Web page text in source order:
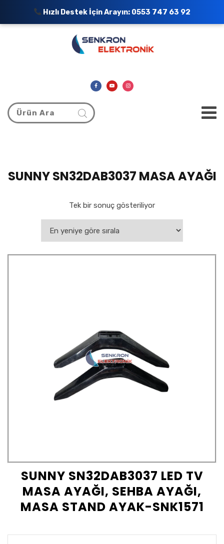
SUNNY SN32DAB3037 MASA AYAĞI
Tek bir sonuç gösteriliyor
SUNNY SN32DAB3037 LED TV
MASA AYAĞI, SEHBA AYAĞI,
MASA STAND AYAK-SNK1571
Hızlı Destek İçin Arayın: 0553 747 63 92